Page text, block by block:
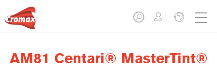
AM81 Centari® MasterTint®